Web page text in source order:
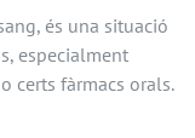
és una situació
especialment
certs fàrmacs orals.